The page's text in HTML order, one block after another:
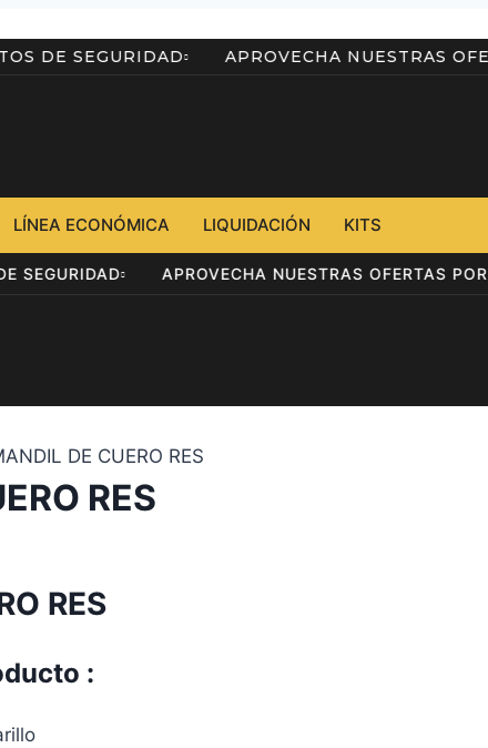
DE SEGURIDAD APROVECHA
LÍNEA ECONÓMICA LIQUIDACIÓN KITS
DE SEGURIDAD APROVECHA NUESTRAS
DE CUERO RES
RES
RES
: